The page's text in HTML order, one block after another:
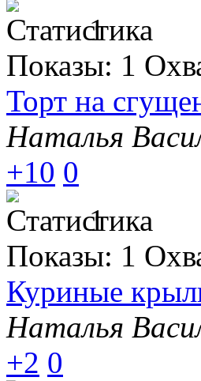
1
Показы: 1
Торт на
Наталья
+10 0
1
Показы: 1
Куриные
Наталья
+2 0